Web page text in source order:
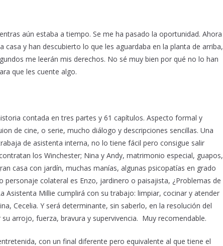
aún estaba a tiempo. Se me ha pasado la oportunidad. Ahora
casa y han descubierto lo que les aguardaba en la planta de arriba,
me leerán mis derechos. No sé muy bien por qué no lo han
que les cuente algo.
contada en tres partes y 61 capítulos. Aspecto formal y
de cine, o serie, mucho diálogo y descripciones sencillas. Una
de asistenta interna, no lo tiene fácil pero consigue salir
los Winchester; Nina y Andy, matrimonio especial, guapos,
casa con jardín, muchas manías, algunas psicopatías en grado
personaje colateral es Enzo, jardinero o paisajista, ¿Problemas de
Asistenta Millie cumplirá con su trabajo: limpiar, cocinar y atender
Cecelia. Y será determinante, sin saberlo, en la resolución del
arrojo, fuerza, bravura y supervivencia. Muy recomendable.
con un final diferente pero equivalente al que tiene el